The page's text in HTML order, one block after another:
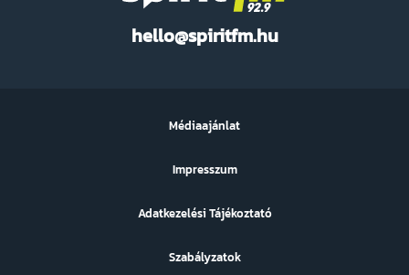
hello@spiritfm.hu
FM
Médiaajánlat
Impresszum
Adatkezelési Tájékoztató
Szabályzatok